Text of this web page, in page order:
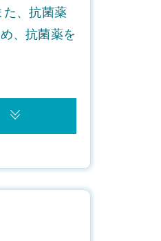
た、抗菌薬
、抗菌薬を